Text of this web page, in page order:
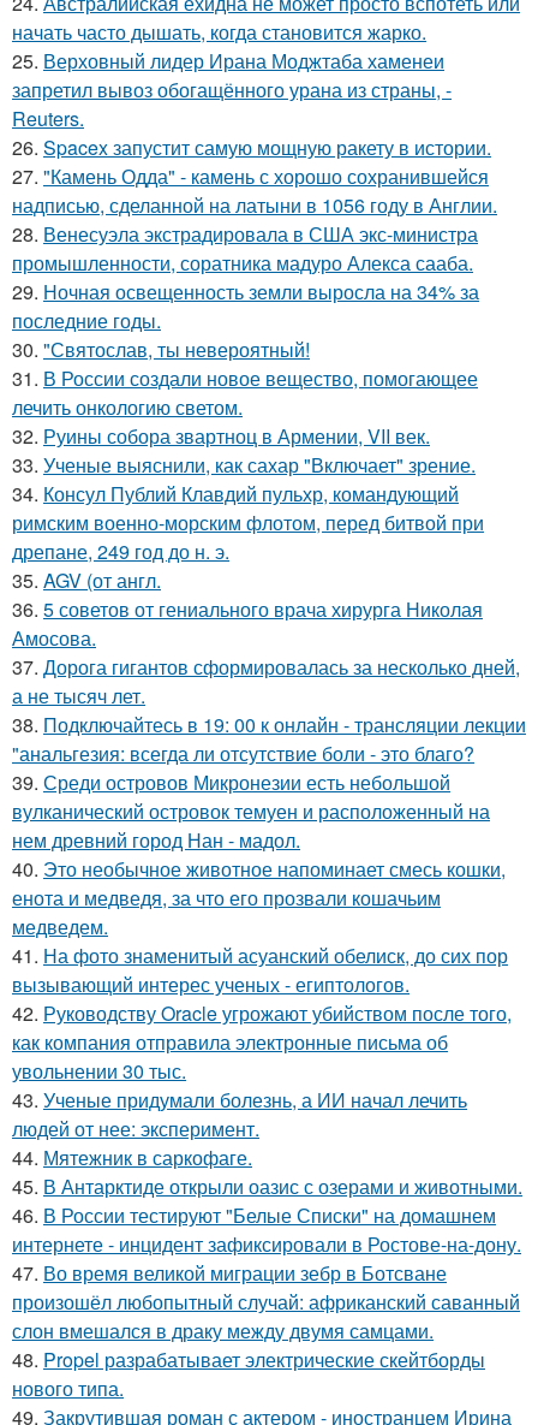
начать часто дышать, когда становится жарко.
25. Верховный лидер Ирана Моджтаба хаменеи
запретил вывоз обогащённого урана из страны, -
Reuters.
26. Spacex запустит самую мощную ракету в истории.
27. "Камень Одда" - камень с хорошо сохранившейся
надписью, сделанной на латыни в 1056 году в Англии.
28. Венесуэла экстрадировала в США экс-министра
промышленности, соратника мадуро Алекса сааба.
29. Ночная освещенность земли выросла на 34% за
последние годы.
30. "Святослав, ты невероятный!
31. В России создали новое вещество, помогающее
лечить онкологию светом.
32. Руины собора звартноц в Армении, VII век.
33. Ученые выяснили, как сахар "Включает" зрение.
34. Консул Публий Клавдий пульхр, командующий
римским военно-морским флотом, перед битвой при
дрепане, 249 год до н. э.
35. AGV (от англ.
36. 5 советов от гениального врача хирурга Николая
Амосова.
37. Дорога гигантов сформировалась за несколько дней,
а не тысяч лет.
38. Подключайтесь в 19: 00 к онлайн - трансляции лекции
"анальгезия: всегда ли отсутствие боли - это благо?
39. Среди островов Микронезии есть небольшой
вулканический островок темуен и расположенный на
нем древний город Нан - мадол.
40. Это необычное животное напоминает смесь кошки,
енота и медведя, за что его прозвали кошачьим
медведем.
41. На фото знаменитый асуанский обелиск, до сих пор
вызывающий интерес ученых - египтологов.
42. Руководству Oracle угрожают убийством после того,
как компания отправила электронные письма об
увольнении 30 тыс.
43. Ученые придумали болезнь, а ИИ начал лечить
людей от нее: эксперимент.
44. Мятежник в саркофаге.
45. В Антарктиде открыли оазис с озерами и животными.
46. В России тестируют "Белые Списки" на домашнем
интернете - инцидент зафиксировали в Ростове-на-дону.
47. Во время великой миграции зебр в Ботсване
произошёл любопытный случай: африканский саванный
слон вмешался в драку между двумя самцами.
48. Propel разрабатывает электрические скейтборды
нового типа.
49. Закрутившая роман с актером - иностранцем Ирина